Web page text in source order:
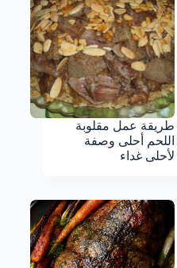
طريقة عمل مقلوبة
اللحم أحلى وصفة
لأحلى غداء